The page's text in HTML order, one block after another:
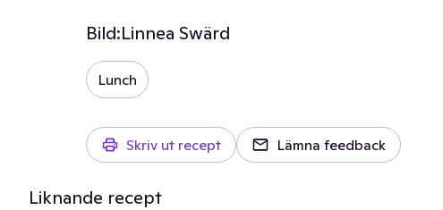
Bild:Linnea Swärd
Lunch
Skriv ut recept Lämna feedback
Liknande recept